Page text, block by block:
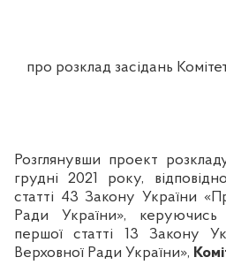
про розклад засідань
Розглянувши проект
грудні 2021 року,
статті 43 Закону України
Ради України»,
першої статті 13 Закону
Верховної Ради України»,